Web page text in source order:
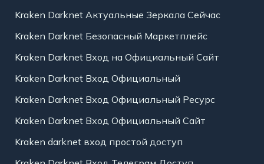
Kraken Darknet Актуальные Зеркала Сейчас
Kraken Darknet Безопасный Маркетплейс
Kraken Darknet Вход на Официальный Сайт
Kraken Darknet Вход Официальный
Kraken Darknet Вход Официальный Ресурс
Kraken Darknet Вход Официальный Сайт
Kraken darknet вход простой доступ